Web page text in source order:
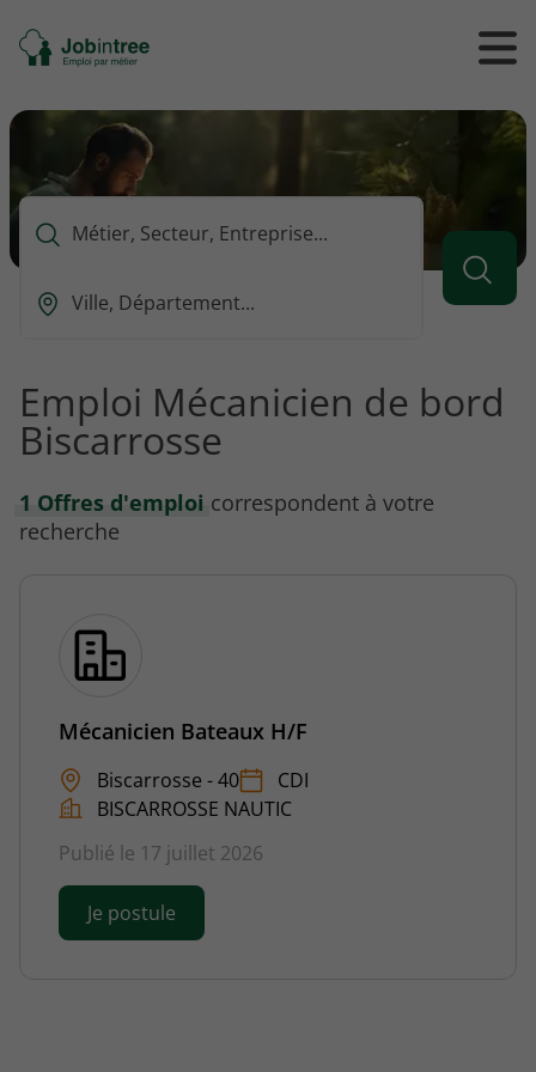
Se
rendre
l'accueil
Ouvrir
/
le
Que
vous
rechercher
Ou
vous
voulez
rechercher
Emploi Mécanicien de bord
Biscarrosse
1 Offres d'emploi correspondent à votre
recherche
Mécanicien Bateaux H/F
Biscarrosse - 40
CDI
BISCARROSSE NAUTIC
Publié le 17 juillet 2026
Je postule